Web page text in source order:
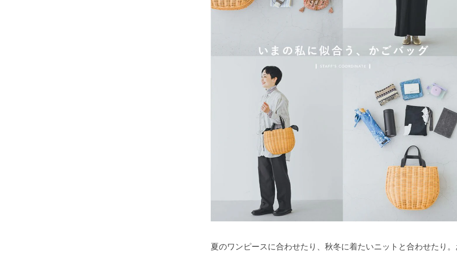
夏のワンピースに合わせたり、秋冬に着たいニットと合わせたり。